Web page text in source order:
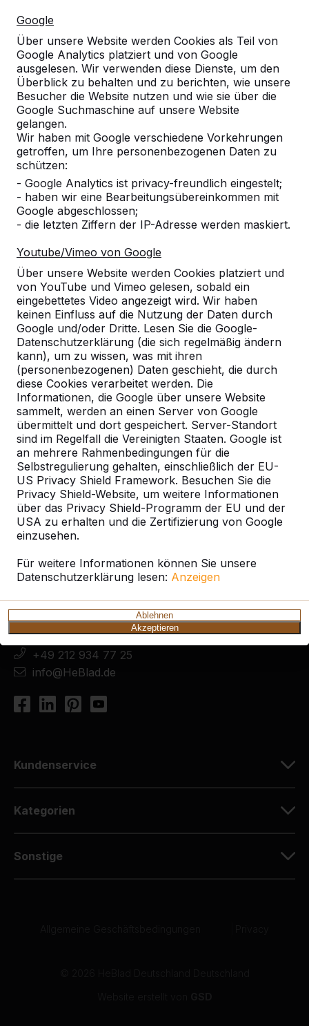
Google
Über unsere Website werden Cookies als Teil von
Google Analytics platziert und von Google
ausgelesen. Wir verwenden diese Dienste, um den
Überblick zu behalten und zu berichten, wie unsere
Besucher die Website nutzen und wie sie über die
Google Suchmaschine auf unsere Website
gelangen.
Wir haben mit Google verschiedene Vorkehrungen
getroffen, um Ihre personenbezogenen Daten zu
schützen:
- Google Analytics ist privacy-freundlich eingestelt;
- haben wir eine Bearbeitungsübereinkommen mit
Google abgeschlossen;
- die letzten Ziffern der IP-Adresse werden maskiert.
Youtube/Vimeo von Google
Über unsere Website werden Cookies platziert und
von YouTube und Vimeo gelesen, sobald ein
eingebettetes Video angezeigt wird. Wir haben
keinen Einfluss auf die Nutzung der Daten durch
Google und/oder Dritte. Lesen Sie die Google-
Datenschutzerklärung (die sich regelmäßig ändern
kann), um zu wissen, was mit ihren
(personenbezogenen) Daten geschieht, die durch
diese Cookies verarbeitet werden. Die
Informationen, die Google über unsere Website
sammelt, werden an einen Server von Google
übermittelt und dort gespeichert. Server-Standort
sind im Regelfall die Vereinigten Staaten. Google ist
an mehrere Rahmenbedingungen für die
Selbstregulierung gehalten, einschließlich der EU-
US Privacy Shield Framework. Besuchen Sie die
Privacy Shield-Website, um weitere Informationen
über das Privacy Shield-Programm der EU und der
USA zu erhalten und die Zertifizierung von Google
einzusehen.
Für weitere Informationen können Sie unsere
Datenschutzerklärung lesen: Anzeigen
Ablehnen
Akzeptieren
Referenzen
Unsere Produkte finden Sie in ganz Europa
und darüber hinaus. Sehen Sie hier, wo Sie
Produkt
Alles anzeigen
Kategorie
Alles anzeigen
Ort oder Postleitzahl suchen
HeBlad Deutschland
42781 Haan
Deutschland
+49 212 934 77 25
info@HeBlad.de
Kundenservice
Kategorien
Sonstige